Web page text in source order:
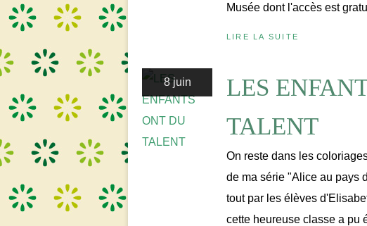
Musée dont l'accès est
LIRE LA SUITE
8 juin
LES
TALENT
On reste dans les
de ma série "Alice au pays
tout par les élèves
cette heureuse classe a pu